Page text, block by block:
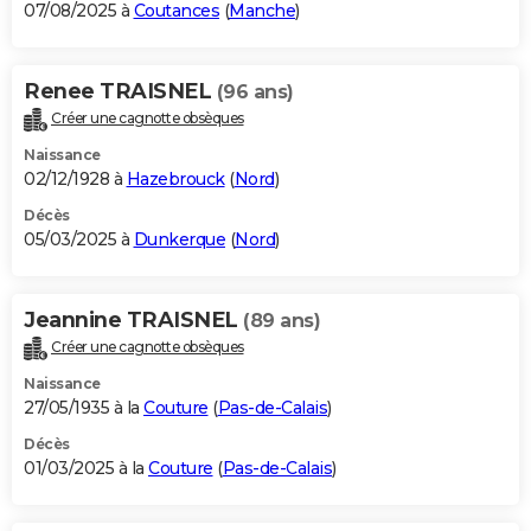
07/08/2025 à Coutances (Manche)
Renee TRAISNEL (96 ans)
Créer une cagnotte obsèques
Naissance
02/12/1928 à Hazebrouck(Nord)
Décès
05/03/2025 à Dunkerque (Nord)
Jeannine TRAISNEL (89 ans)
Créer une cagnotte obsèques
Naissance
27/05/1935 à la Couture (Pas-de-Calais)
Décès
01/03/2025 à la Couture (Pas-de-Calais)